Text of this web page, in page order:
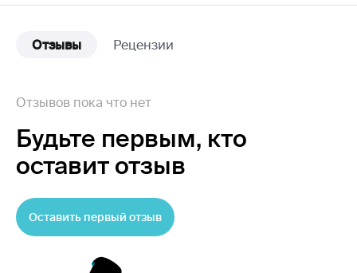
Отзывы Рецензии
Отзывов пока что нет
Будьте первым, кто
оставит отзыв
Оставить первый отзыв